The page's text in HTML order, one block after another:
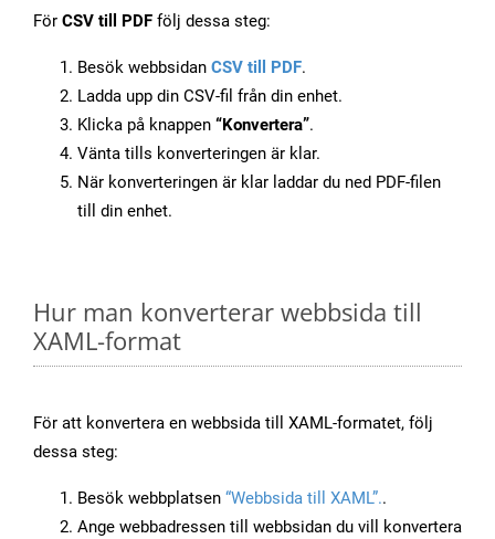
För CSV till PDF följ dessa steg:
Besök webbsidan CSV till PDF.
Ladda upp din CSV-fil från din enhet.
Klicka på knappen “Konvertera”.
Vänta tills konverteringen är klar.
När konverteringen är klar laddar du ned PDF-filen
till din enhet.
Hur man konverterar webbsida till
XAML-format
För att konvertera en webbsida till XAML-formatet, följ
dessa steg:
Besök webbplatsen “Webbsida till XAML”..
Ange webbadressen till webbsidan du vill konvertera